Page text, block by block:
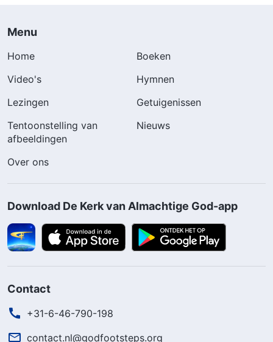
Menu
Home
Boeken
Video's
Hymnen
Lezingen
Getuigenissen
Tentoonstelling van
afbeeldingen
Nieuws
Over ons
Download De Kerk van Almachtige God-app
Contact
+31-6-46-790-198
contact.nl@godfootsteps.org